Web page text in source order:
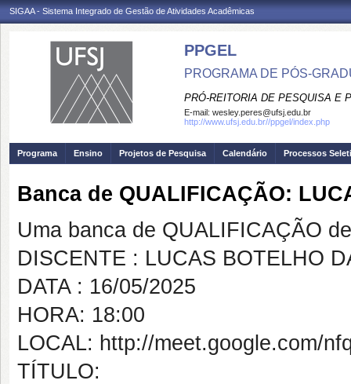
SIGAA - Sistema Integrado de Gestão de Atividades Acadêmicas
PPGEL
PROGRAMA DE PÓS-
PRÓ-REITORIA DE PESQUISA E
E-mail: wesley.peres@ufsj.edu.br
http://www.ufsj.edu.br//ppgel/index.php
Programa Ensino Projetos de Pesquisa Calendário Processos
Banca de QUALIFICAÇÃO:
Uma banca de QUALIFICAÇÃO
DISCENTE : LUCAS BOTELHO
DATA : 16/05/2025
HORA: 18:00
LOCAL: http://meet.google.com/
TÍTULO: